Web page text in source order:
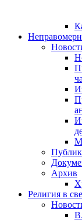
Архив
Религия в